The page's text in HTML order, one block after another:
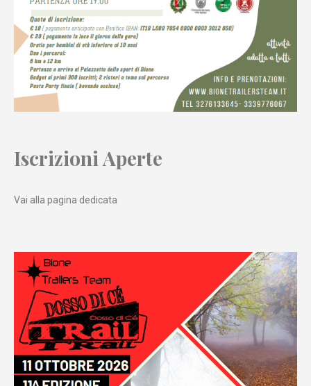
Iscrizioni Aperte
Vai alla pagina dedicata